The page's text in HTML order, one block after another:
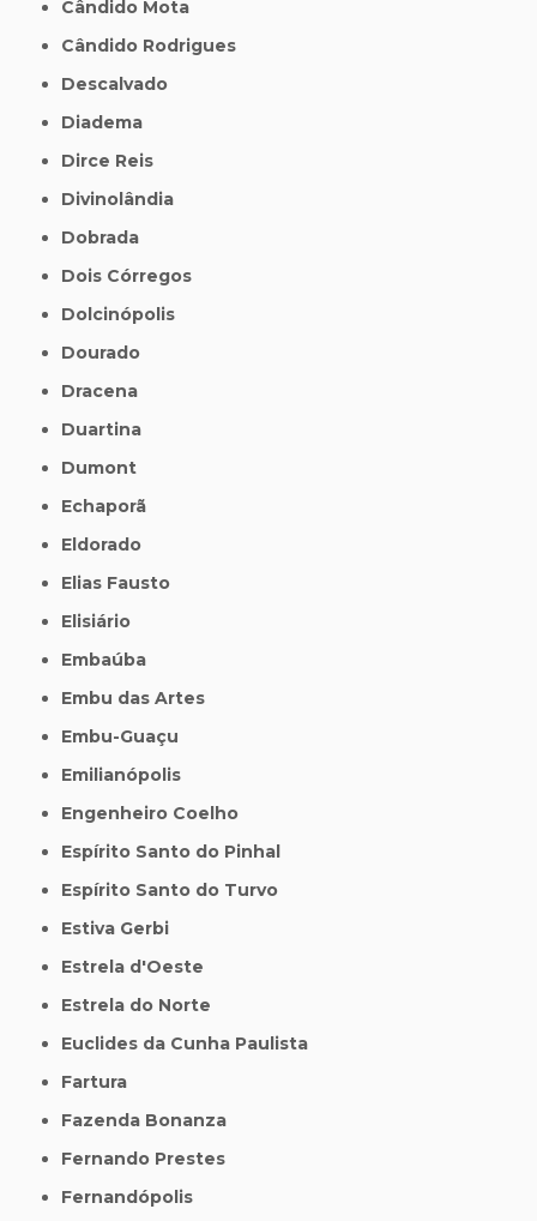
Cândido Mota
Cândido Rodrigues
Descalvado
Diadema
Dirce Reis
Divinolândia
Dobrada
Dois Córregos
Dolcinópolis
Dourado
Dracena
Duartina
Dumont
Echaporã
Eldorado
Elias Fausto
Elisiário
Embaúba
Embu das Artes
Embu-Guaçu
Emilianópolis
Engenheiro Coelho
Espírito Santo do Pinhal
Espírito Santo do Turvo
Estiva Gerbi
Estrela d'Oeste
Estrela do Norte
Euclides da Cunha Paulista
Fartura
Fazenda Bonanza
Fernando Prestes
Fernandópolis